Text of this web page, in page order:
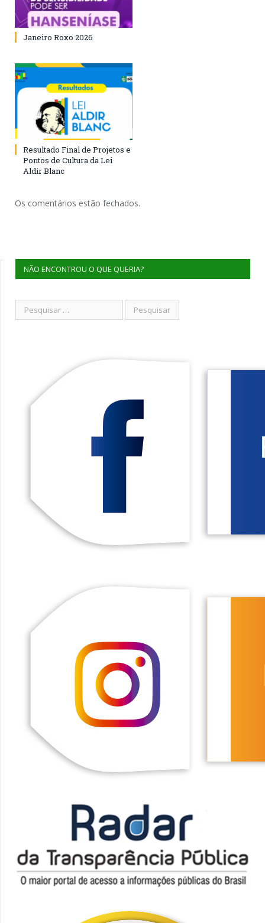
Janeiro Roxo 2026
Resultado Final de Projetos e
Pontos de Cultura da Lei
Aldir Blanc
Os comentários estão fechados.
NÃO ENCONTROU O QUE QUERIA?